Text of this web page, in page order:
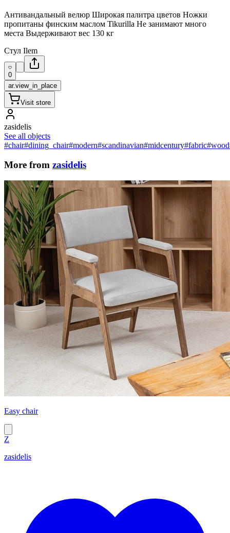
Антивандальный велюр Широкая палитра цветов Ножки
пропитаны финским маслом Tikurilla Не занимают много
места Выдерживают вес 130 кг
Стул Ilem
0
ar.view_in_place
Visit store
zasidelis
See all objects
#chair#dining_chair#modern#scandinavian#midcentury#fabric#wood
More from zasidelis
Easy chair
Z
zasidelis